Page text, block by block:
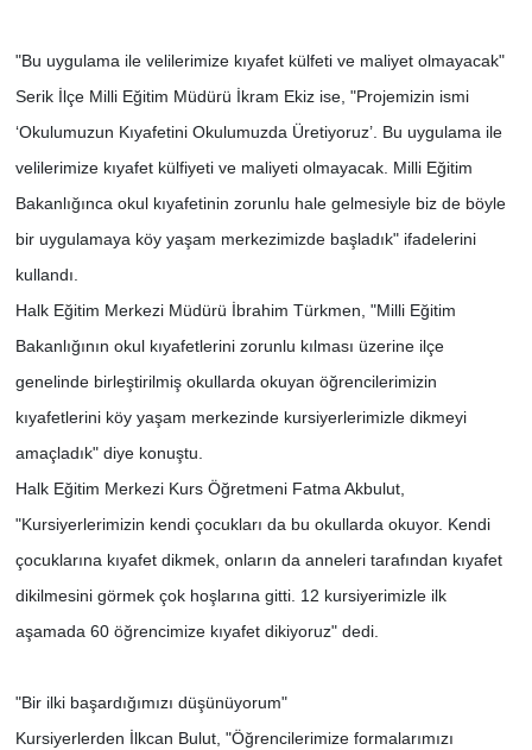
"Bu uygulama ile velilerimize kıyafet külfeti ve maliyet olmayacak"
Serik İlçe Milli Eğitim Müdürü İkram Ekiz ise, "Projemizin ismi
‘Okulumuzun Kıyafetini Okulumuzda Üretiyoruz’. Bu uygulama ile
velilerimize kıyafet külfiyeti ve maliyeti olmayacak. Milli Eğitim
Bakanlığınca okul kıyafetinin zorunlu hale gelmesiyle biz de böyle
bir uygulamaya köy yaşam merkezimizde başladık" ifadelerini
kullandı.
Halk Eğitim Merkezi Müdürü İbrahim Türkmen, "Milli Eğitim
Bakanlığının okul kıyafetlerini zorunlu kılması üzerine ilçe
genelinde birleştirilmiş okullarda okuyan öğrencilerimizin
kıyafetlerini köy yaşam merkezinde kursiyerlerimizle dikmeyi
amaçladık" diye konuştu.
Halk Eğitim Merkezi Kurs Öğretmeni Fatma Akbulut,
"Kursiyerlerimizin kendi çocukları da bu okullarda okuyor. Kendi
çocuklarına kıyafet dikmek, onların da anneleri tarafından kıyafet
dikilmesini görmek çok hoşlarına gitti. 12 kursiyerimizle ilk
aşamada 60 öğrencimize kıyafet dikiyoruz" dedi.
"Bir ilki başardığımızı düşünüyorum"
Kursiyerlerden İlkcan Bulut, "Öğrencilerimize formalarımızı